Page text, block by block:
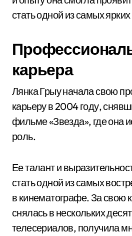
стать одной из самых
карьера
Лянка Грыу начала свою
карьеру в 2004 году,
фильме «Звезда», где она
роль.
Ее талант и
стать одной из самых
в кинематографе. За свою
снялась в нескольких
телесериалов, получила